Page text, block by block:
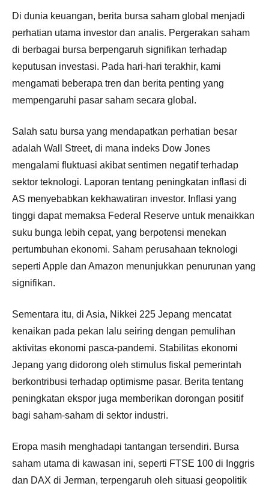
Di dunia keuangan, berita bursa saham global menjadi
perhatian utama investor dan analis. Pergerakan saham
di berbagai bursa berpengaruh signifikan terhadap
keputusan investasi. Pada hari-hari terakhir, kami
mengamati beberapa tren dan berita penting yang
mempengaruhi pasar saham secara global.
Salah satu bursa yang mendapatkan perhatian besar
adalah Wall Street, di mana indeks Dow Jones
mengalami fluktuasi akibat sentimen negatif terhadap
sektor teknologi. Laporan tentang peningkatan inflasi di
AS menyebabkan kekhawatiran investor. Inflasi yang
tinggi dapat memaksa Federal Reserve untuk menaikkan
suku bunga lebih cepat, yang berpotensi menekan
pertumbuhan ekonomi. Saham perusahaan teknologi
seperti Apple dan Amazon menunjukkan penurunan yang
signifikan.
Sementara itu, di Asia, Nikkei 225 Jepang mencatat
kenaikan pada pekan lalu seiring dengan pemulihan
aktivitas ekonomi pasca-pandemi. Stabilitas ekonomi
Jepang yang didorong oleh stimulus fiskal pemerintah
berkontribusi terhadap optimisme pasar. Berita tentang
peningkatan ekspor juga memberikan dorongan positif
bagi saham-saham di sektor industri.
Eropa masih menghadapi tantangan tersendiri. Bursa
saham utama di kawasan ini, seperti FTSE 100 di Inggris
dan DAX di Jerman, terpengaruh oleh situasi geopolitik